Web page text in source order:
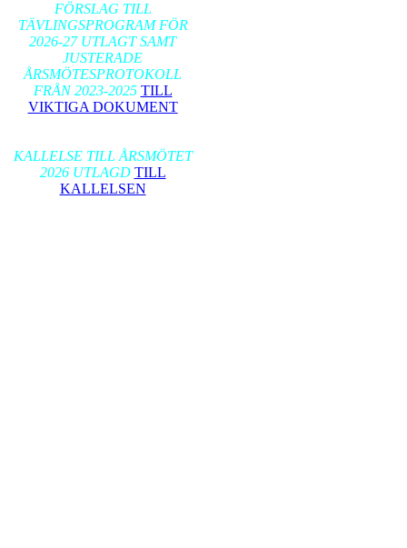
FÖRSLAG TILL
TÄVLINGSPROGRAM FÖR
2026-27 UTLAGT SAMT
JUSTERADE
ÅRSMÖTESPROTOKOLL
FRÅN 2023-2025 TILL
VIKTIGA DOKUMENT
KALLELSE TILL ÅRSMÖTET
2026 UTLAGD TILL
KALLELSEN